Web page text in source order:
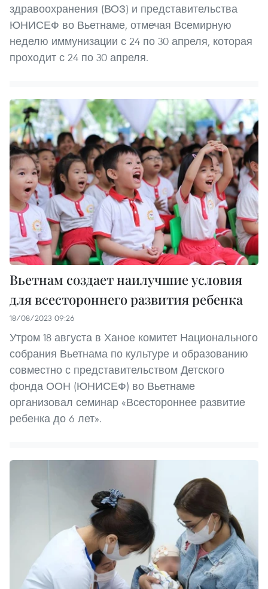
здравоохранения (ВОЗ) и представительства
ЮНИСЕФ во Вьетнаме, отмечая Всемирную
неделю иммунизации с 24 по 30 апреля, которая
проходит с 24 по 30 апреля.
Вьетнам создает наилучшие условия
для всестороннего развития ребенка
18/08/2023 09:26
Утром 18 августа в Ханое комитет Национального
собрания Вьетнама по культуре и образованию
совместно с представительством Детского
фонда ООН (ЮНИСЕФ) во Вьетнаме
организовал семинар «Всестороннее развитие
ребенка до 6 лет».